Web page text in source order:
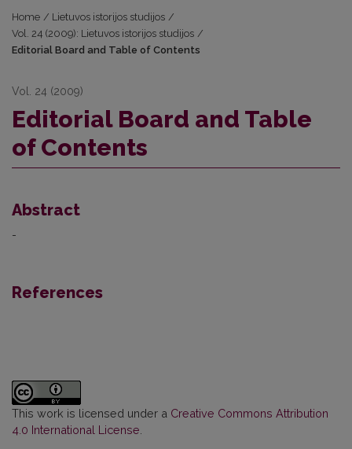
Home / Lietuvos istorijos studijos /
Vol. 24 (2009): Lietuvos istorijos studijos /
Editorial Board and Table of Contents
Vol. 24 (2009)
Editorial Board and Table
of Contents
Abstract
-
References
This work is licensed under a Creative Commons Attribution
4.0 International License